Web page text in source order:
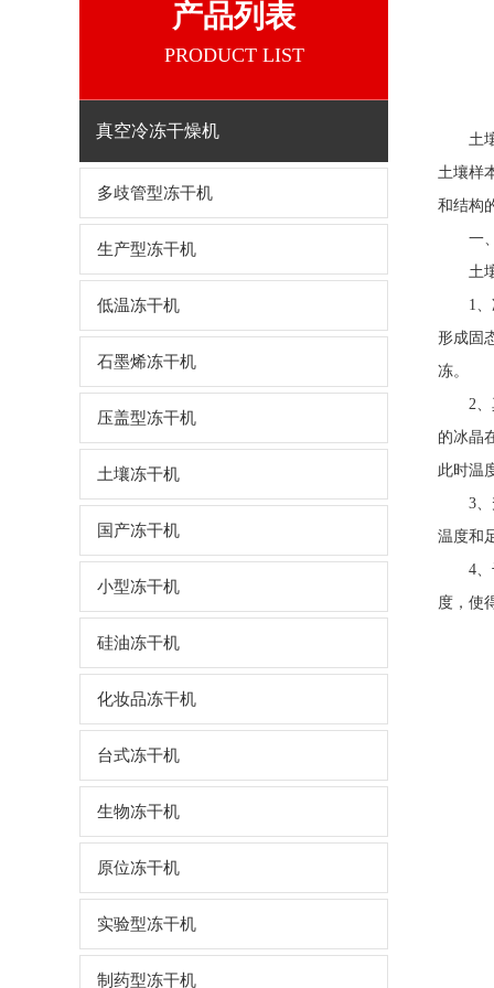
产品列表
PRODUCT LIST
真空冷冻干燥机
多歧管型冻干机
生产型冻干机
低温冻干机
石墨烯冻干机
压盖型冻干机
土壤冻干机
国产冻干机
小型冻干机
硅油冻干机
化妆品冻干机
台式冻干机
生物冻干机
原位冻干机
实验型冻干机
制药型冻干机
土壤
土壤样
和结构
一、
土
1、冷
形成固
冻。
2、真
的冰晶
此时温
3、升
温度和
4、干
度，使